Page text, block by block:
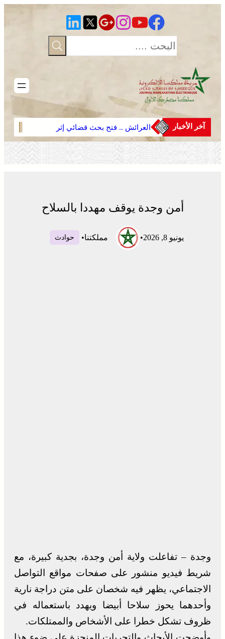
آخر الأخبار
العرائش .. فتح بحث قضائي إثر
تصريحات واتهامات زائفة مرتبطة
بمحاولة للهجرة غير النظامية
على
أمن وجدة يوقف مهددا بالسلاح
يونيو 8, 2026 • مملكتنا• حوادث
وجدة – تفاعلت ولاية أمن وجدة، بجدية كبيرة، مع
شريط فيديو منشور على صفحات مواقع التواصل
الاجتماعي، يظهر فيه شخصان على متن دراجة نارية
وأحدهما يحوز سلاحا أبيضا ويهدد باستعماله في
ظروف تشكل خطرا على الأشخاص والممتلكات.